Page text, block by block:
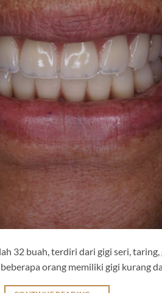
32 buah, terdiri dari gigi seri,
orang memiliki gigi kurang